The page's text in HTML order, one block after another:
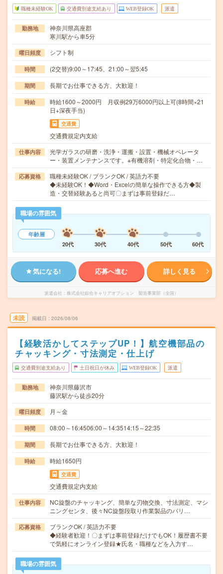
職種未経験OK 交通費別途支給あり WEB登録OK 派遣
勤務地
神奈川県高座郡
寒川駅から車5分
曜日頻度 シフト制
時間 (2交替)9:00～17:45、21:00～翌5:45
期間 長期でお仕事できる方、大歓迎！
時給
時給1600～2000円 月収例29万6000円以上可(8時間×21
日+深夜手当)
交通費
交通費規定内支給
仕事内容
光学ガラスの研磨・洗浄・運搬・設置・機械オペレータ
ー・装置メンテナンスです。※有機溶剤・特定化合物・…
応募資格
職種未経験OK / ブランクOK / 英語力不要
◆未経験OK！◆Word・Excelの簡単な操作できる方◆製
造・交替経験あると尚可〇まずは事前登録だ…
職場の雰囲気
年齢層
20代
30代 40代 50代 60代
気になる! 応募へ進む 詳しく見る
派遣会社 株式会社綜合キャリアオプション 製造事業部（全国）
未読 掲載日 2026/08/06
【経験活かしてステップUP！】航空機部品の
チャッキング・寸法測定・仕上げ
交通費別途支給あり 土日祝日が休み WEB登録OK 派遣
勤務地
神奈川県藤沢市
藤沢駅から徒歩20分
曜日頻度 月～金
時間 08:00～16:4506:00～14:3514:15～22:35
期間 長期でお仕事できる方、大歓迎！
時給 時給1650円
交通費
交通費規定内支給
仕事内容
NC旋盤のチャッキング、簡単な刃物交換、寸法測定、マシ
ニングセンタ、後々NC旋盤段取り作業製品のバリ…
応募資格
ブランクOK / 英語力不要
◆経験者歓迎！〇まずは事前登録だけでもOK！履歴書不要
で気軽にオンライン登録★氏名・職種などを入力す…
職場の雰囲気